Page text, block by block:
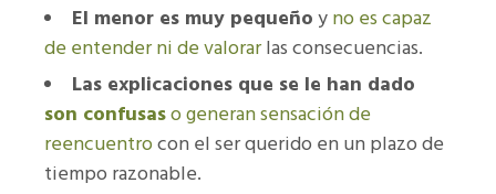
El menor es muy pequeñoyno es capaz
de entender ni de valorarlas consecuencias.
Las explicaciones que se le han dado
son confusaso generan sensación de
reencuentrocon el ser querido en un plazo de
tiempo razonable.